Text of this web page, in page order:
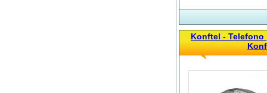
Konftel -